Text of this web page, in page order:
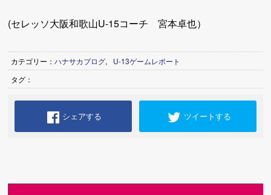
(セレッソ大阪和歌山U-15コーチ 宮本卓也）
カテゴリー：ハナサカブログ,
U-13ゲームレポート
タグ：
シェアする ツイートする